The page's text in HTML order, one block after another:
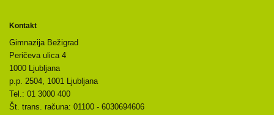
Kontakt
Gimnazija Bežigrad
Peričeva ulica 4
1000 Ljubljana
p.p. 2504, 1001 Ljubljana
Tel.: 01 3000 400
Št. trans. računa: 01100 - 6030694606